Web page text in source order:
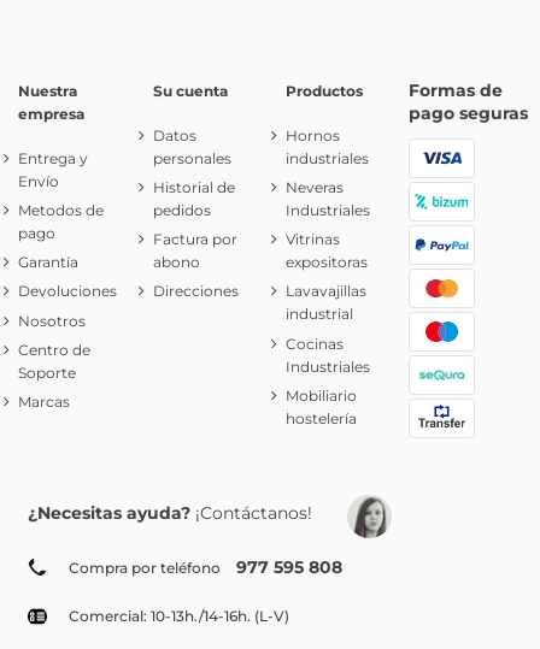
Nuestra
empresa
Entrega y
Envío
Metodos de
pago
Garantía
Devoluciones
Nosotros
Centro de
Soporte
Marcas
Su cuenta
Datos
personales
Historial de
pedidos
Factura por
abono
Direcciones
Productos
Hornos
industriales
Neveras
Industriales
Vitrinas
expositoras
Lavavajillas
industrial
Cocinas
Industriales
Mobiliario
hostelería
Formas de
pago seguras
¿Necesitas ayuda? ¡Contáctanos!
Compra por teléfono 977 595 808
Comercial: 10-13h./14-16h. (L-V)